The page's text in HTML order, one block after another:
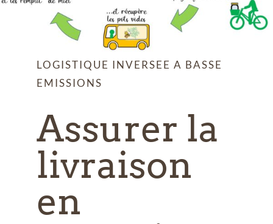
LOGISTIQUE INVERSEE A BASSE
EMISSIONS
Assurer la
livraison
en